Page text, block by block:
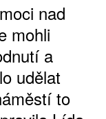
nad
mohli
a
udělat
to